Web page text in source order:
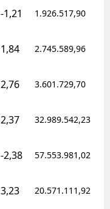
-1,21 1.926.517,90
1,84 2.745.589,96
2,76 3.601.729,70
2,37 32.989.542,23
-2,38 57.553.981,02
3,23 20.571.111,92